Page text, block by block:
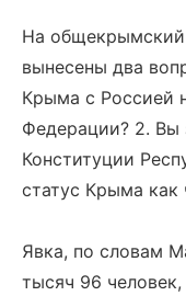
На
вынесены два
Крыма с Россией
Федерации? 2. Вы
Конституции
статус Крыма как
Явка, по словам
тысяч 96 человек,